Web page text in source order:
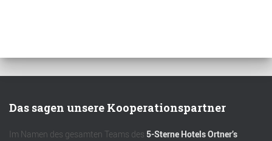
Das sagen unsere Kooperationspartner
Im Namen des gesamten Teams des 5-Sterne Hotels Ortner’s